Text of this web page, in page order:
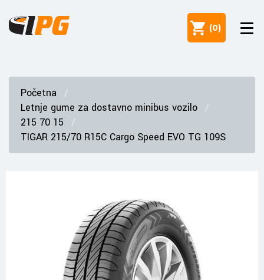
(0)
Početna
Letnje gume za dostavno minibus vozilo
215 70 15
TIGAR 215/70 R15C Cargo Speed EVO TG 109S